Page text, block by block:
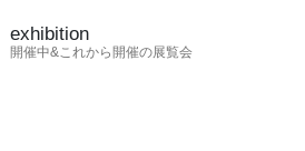
exhibition
開催中&これから開催の展覧会